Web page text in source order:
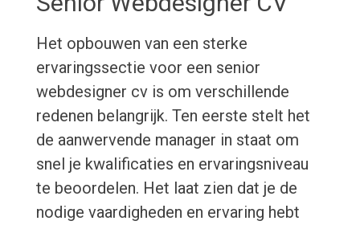
Het opbouwen van een sterke
ervaringssectie voor een senior
webdesigner cv is om verschillende
redenen belangrijk. Ten eerste stelt het
de aanwervende manager in staat om
snel je kwalificaties en ervaringsniveau
te beoordelen. Het laat zien dat je de
nodige vaardigheden en ervaring hebt